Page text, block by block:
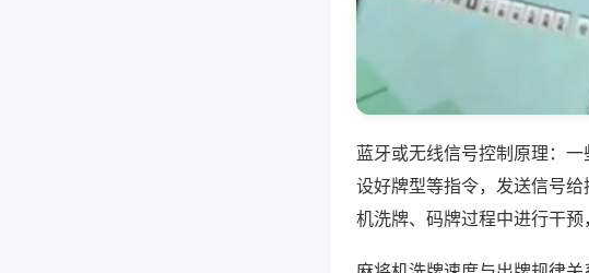
蓝牙或无线信号控制原理：
设好牌型等指令，发送信号
机洗牌、码牌过程中进行干预